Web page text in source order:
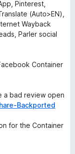
Pinterest,
(Auto>EN),
Wayback
Parler social
Container
a bad review open
Backported
for the Container